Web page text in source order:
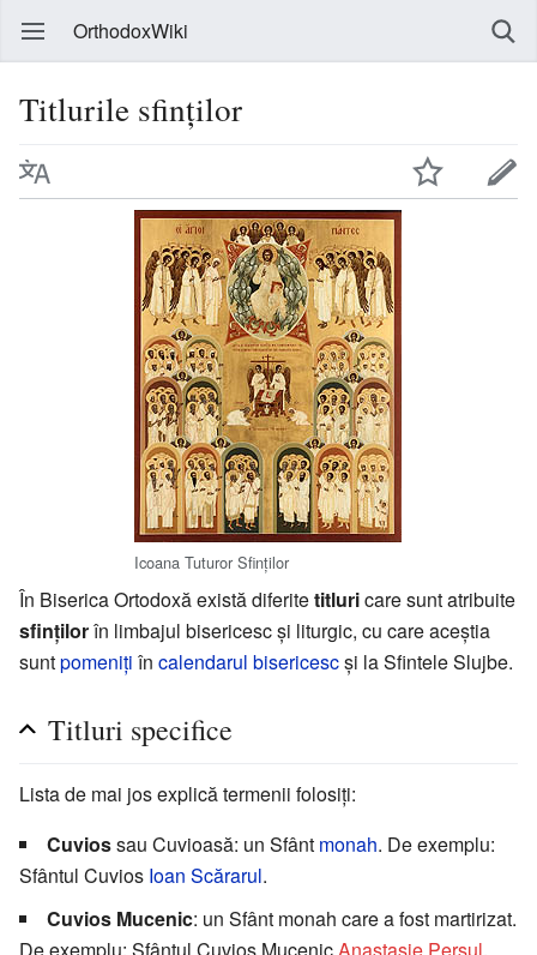
OrthodoxWiki
Titlurile sfinților
Icoana Tuturor Sfinţilor
În Biserica Ortodoxă există diferitetitluricare sunt atribuite
sfințilorîn limbajul bisericesc şi liturgic, cu care aceștia
suntpomeniți în calendarul bisericescși la Sfintele Slujbe.
Titluri specifice
Lista de mai jos explică termenii folosiți:
Cuviossau Cuvioasă: un Sfânt monah. De exemplu:
Sfântul Cuvios Ioan Scărarul.
Cuvios Mucenic: un Sfânt monah care a fost martirizat.